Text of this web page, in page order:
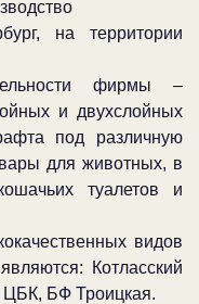
на территории
фирмы –
и двухслойных
под различную
для животных, в
туалетов и
видов
Котласский
БФ Троицкая.